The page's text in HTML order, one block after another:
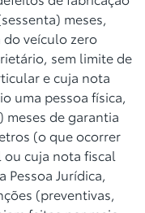
meses,
veículo zero
sem limite de
e cuja nota
uma pessoa física,
meses de garantia
(o que ocorrer
cuja nota fiscal
Jurídica,
(preventivas,